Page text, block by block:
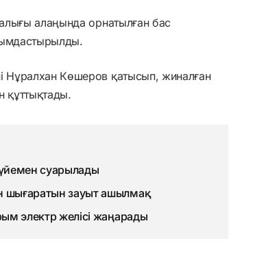
алаңында орнатылған бас
Нұралхан Көшеров қатысып, жиналған
суарылады
шығаратын зауыт ашылмақ
электр желісі жаңарады